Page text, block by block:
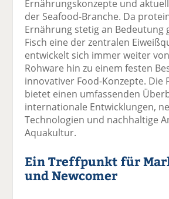
Ernährungskonzepte und
der Seafood-Branche. Da
Ernährung stetig an Bedeutung
Fisch eine der zentralen
entwickelt sich immer weiter
Rohware hin zu einem festen
innovativer Food-Konzepte. Die
bietet einen umfassenden
internationale Entwicklungen,
Technologien und nachhaltige
Aquakultur.
Ein Treffpunkt für
und Newcomer